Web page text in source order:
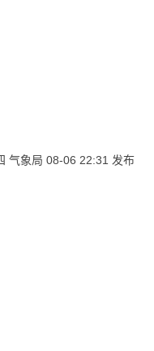
气象局 08-06 22:31 发布